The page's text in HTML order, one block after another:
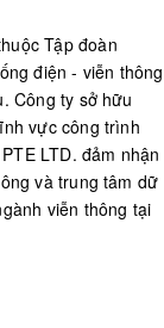
Tập đoàn
điện - viễn thông
Công ty sở hữu
vực công trình
LTD. đảm nhận
và trung tâm dữ
viễn thông tại